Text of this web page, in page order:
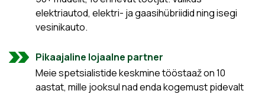
elektriautod, elektri- ja gaasihübriidid ning isegi
vesinikauto.
Pikaajaline lojaalne partner
Meie spetsialistide keskmine tööstaaž on 10
aastat, mille jooksul nad enda kogemust pidevalt